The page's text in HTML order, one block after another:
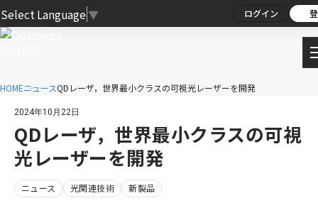
Select Language ▼ ログイン
HOMEニュースQDレーザ，世界最小クラスの可視光レーザーを開発
2024年10月22日
QDレーザ，世界最小クラスの可視
光レーザーを開発
ニュース 光関連技術 新製品